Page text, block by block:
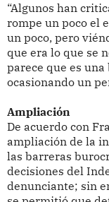
“Algunos han
rompe un poco el
un poco, pero
que era lo que se
parece que es
ocasionando un
Ampliación
De acuerdo con
ampliación de la
las barreras
decisiones del
denunciante; sin